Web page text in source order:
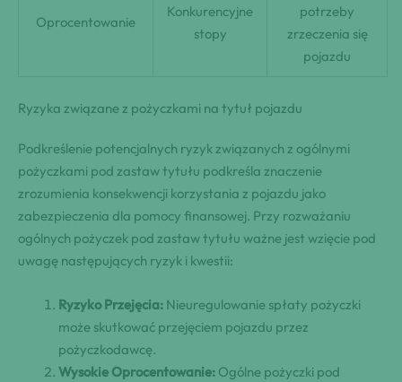
Oprocentowanie
Konkurencyjne
stopy
potrzeby
zrzeczenia się
pojazdu
Ryzyka związane z pożyczkami na tytuł pojazdu
Podkreślenie potencjalnych ryzyk związanych z ogólnymi
pożyczkami pod zastaw tytułu podkreśla znaczenie
zrozumienia konsekwencji korzystania z pojazdu jako
zabezpieczenia dla pomocy finansowej. Przy rozważaniu
ogólnych pożyczek pod zastaw tytułu ważne jest wzięcie pod
uwagę następujących ryzyk i kwestii:
Ryzyko Przejęcia: Nieuregulowanie spłaty pożyczki
może skutkować przejęciem pojazdu przez
pożyczkodawcę.
Wysokie Oprocentowanie: Ogólne pożyczki pod